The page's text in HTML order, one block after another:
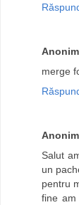
Anonim
merge
Anonim
Salut
un
pentru
fine am